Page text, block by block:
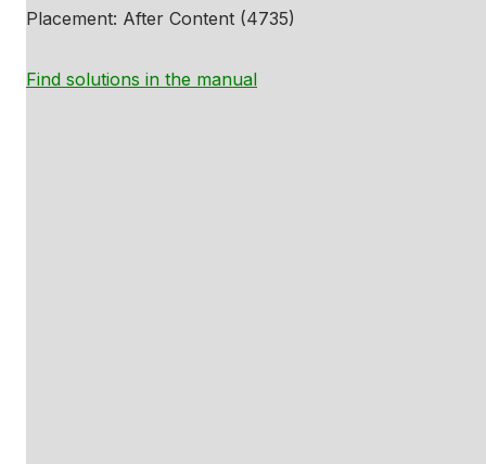
Placement: After Content (4735)
Find solutions in the manual